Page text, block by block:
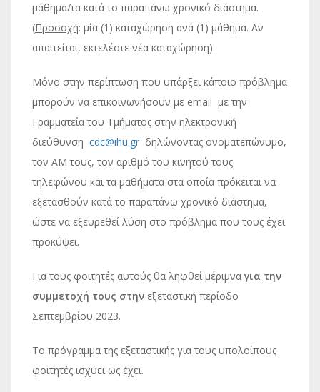
μάθημα/τα κατά το παραπάνω χρονικό διάστημα.
(Προσοχή: μία (1) καταχώρηση ανά (1) μάθημα. Αν
απαιτείται, εκτελέστε νέα καταχώρηση).
Μόνο στην περίπτωση που υπάρξει κάποιο πρόβλημα
μπορούν να επικοινωνήσουν με email με την
Γραμματεία του Τμήματος στην ηλεκτρονική
διεύθυνση cdc@ihu.gr δηλώνοντας ονοματεπώνυμο,
τον ΑΜ τους, τον αριθμό του κινητού τους
τηλεφώνου και τα μαθήματα στα οποία πρόκειται να
εξετασθούν κατά το παραπάνω χρονικό διάστημα,
ώστε να εξευρεθεί λύση στο πρόβλημα που τους έχει
προκύψει.
Για τους φοιτητές αυτούς θα ληφθεί μέριμνα για την
συμμετοχή τους στην εξεταστική περίοδο
Σεπτεμβρίου 2023.
Το πρόγραμμα της εξεταστικής για τους υπολοίπους
φοιτητές ισχύει ως έχει.